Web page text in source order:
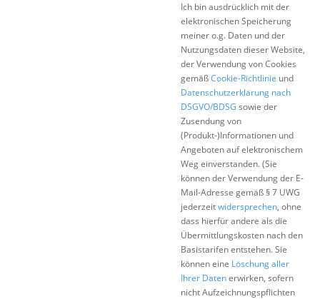
Ich bin ausdrücklich mit der
elektronischen Speicherung
meiner o.g. Daten und der
Nutzungsdaten dieser Website,
der Verwendung von Cookies
gemäßCookie-Richtlinie und
Datenschutzerklärung nach
DSGVO/BDSG sowie der
Zusendung von
(Produkt-)Informationen und
Angeboten auf elektronischem
Weg einverstanden. (Sie
können der Verwendung der E-
Mail-Adresse gemäß § 7 UWG
jederzeitwidersprechen, ohne
dass hierfür andere als die
Übermittlungskosten nach den
Basistarifen entstehen. Sie
können eine Löschung aller
Ihrer Datenerwirken, sofern
nicht Aufzeichnungspflichten